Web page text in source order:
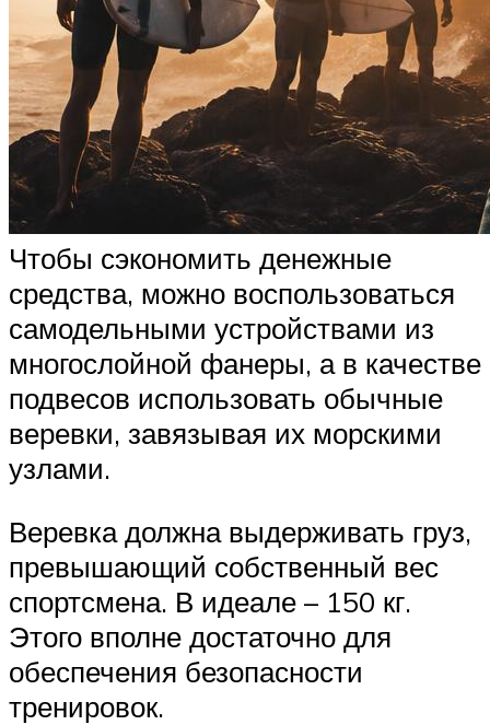
Чтобы сэкономить денежные
средства, можно воспользоваться
самодельными устройствами из
многослойной фанеры, а в качестве
подвесов использовать обычные
веревки, завязывая их морскими
узлами.
Веревка должна выдерживать груз,
превышающий собственный вес
спортсмена. В идеале – 150 кг.
Этого вполне достаточно для
обеспечения безопасности
тренировок.